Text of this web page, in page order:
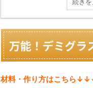
続き
万能！デミグラ
材料・作り方はこちら